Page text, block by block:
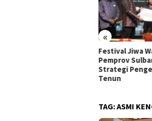
«
Festival Jiwa
Pemprov
Strategi
Tenun
TAG:ASMI